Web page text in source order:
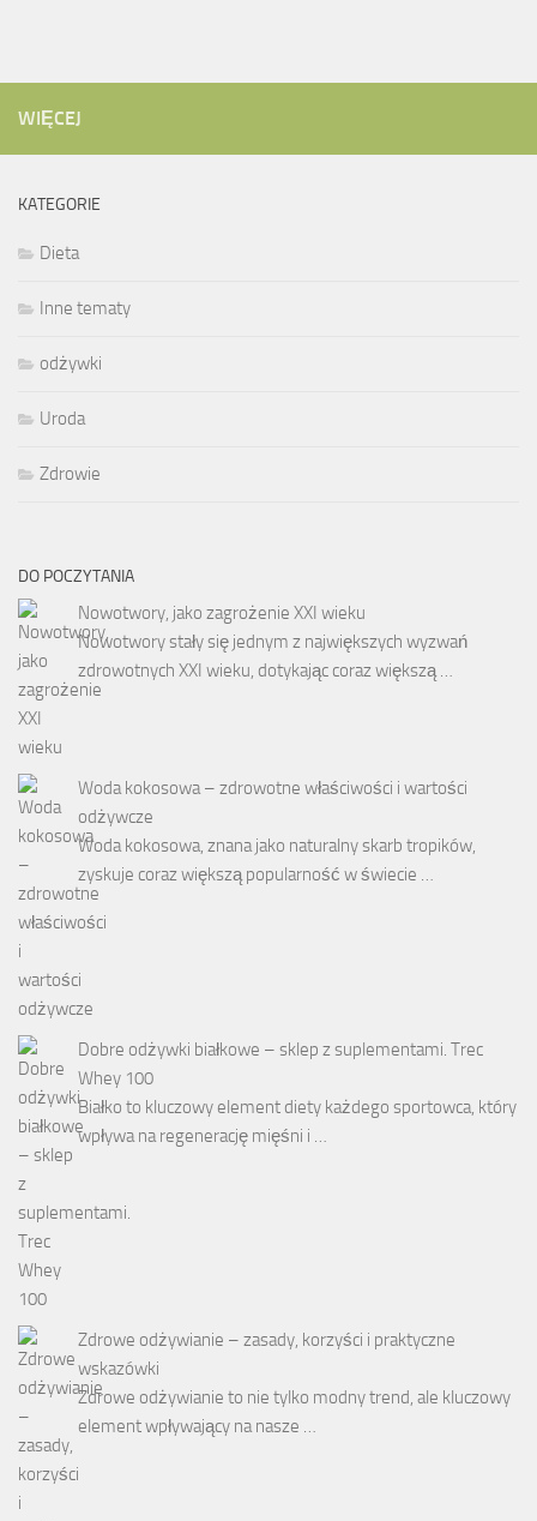
WIĘCEJ
KATEGORIE
Dieta
Inne tematy
odżywki
Uroda
Zdrowie
DO POCZYTANIA
Nowotwory, jako zagrożenie XXI wieku
Nowotwory stały się jednym z największych wyzwań
zdrowotnych XXI wieku, dotykając coraz większą …
Woda kokosowa – zdrowotne właściwości i wartości
odżywcze
Woda kokosowa, znana jako naturalny skarb tropików,
zyskuje coraz większą popularność w świecie …
Dobre odżywki białkowe – sklep z suplementami. Trec
Whey 100
Białko to kluczowy element diety każdego sportowca, który
wpływa na regenerację mięśni i …
Zdrowe odżywianie – zasady, korzyści i praktyczne
wskazówki
Zdrowe odżywianie to nie tylko modny trend, ale kluczowy
element wpływający na nasze …